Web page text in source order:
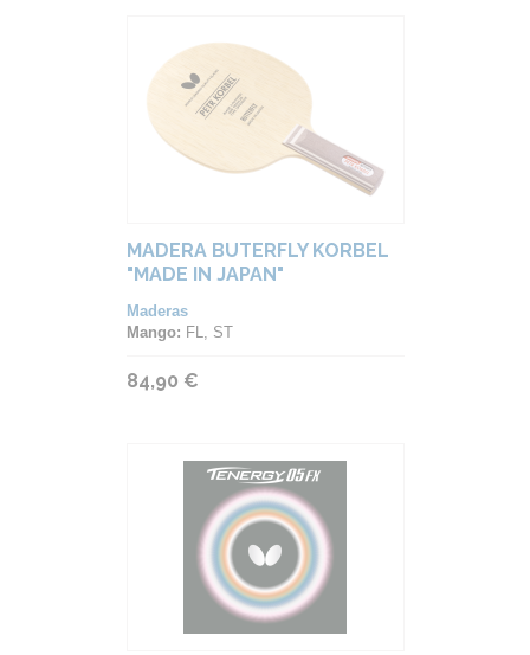
MADERA BUTERFLY KORBEL
"MADE IN JAPAN"
Maderas
Mango: FL, ST
84,90 €